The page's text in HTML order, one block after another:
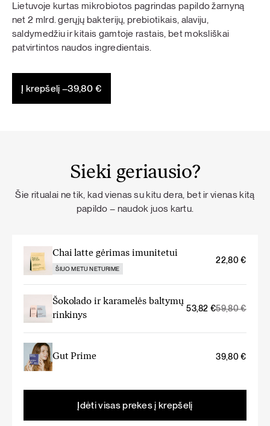
Lietuvoje kurtas mikrobiotos pagrindas papildo žarnyną
net 2 mlrd. gerųjų bakterijų, prebiotikais, alaviju,
saldymedžiu ir kitais gamtoje rastais, bet moksliškai
patvirtintos naudos ingredientais.
Į krepšelį –39,80€
Sieki geriausio?
Šie ritualai ne tik, kad vienas su kitu dera, bet ir vienas kitą
papildo – naudok juos kartu.
Chai latte gėrimas imunitetui
ŠIUO METU NETURIME
22,80€
Šokolado ir karamelės baltymų
rinkinys
59,80€
Original
was:
53,82€
Current
is:
Gut Prime
39,80€
Įdėti visas prekes į krepšelį